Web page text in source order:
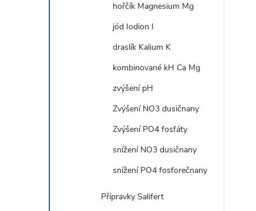
hořčík Magnesium Mg
jód Iodion I
draslík Kalium K
kombinované kH Ca Mg
zvýšení pH
Zvýšení NO3 dusičnany
Zvýšení PO4 fosfáty
snížení NO3 dusičnany
snížení PO4 fosforečnany
Přípravky Salifert